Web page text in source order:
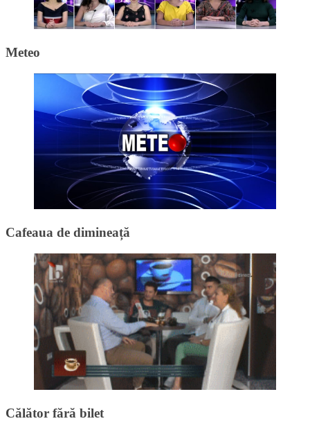
Meteo
Cafeaua de dimineață
Călător fără bilet